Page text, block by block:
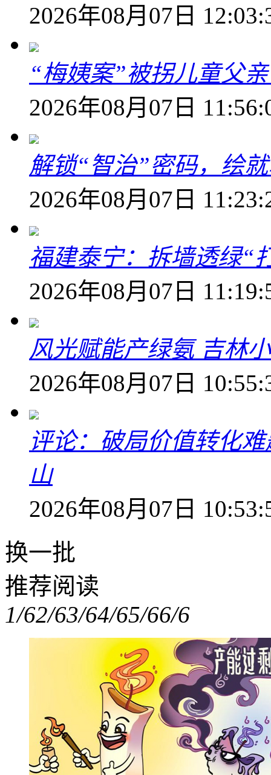
2026年08月07日
“梅姨案”被拐儿童父
2026年08月07日
解锁“智治”密码，绘
2026年08月07日
福建泰宁：拆墙透绿“
2026年08月07日
风光赋能产绿氨 吉林
2026年08月07日
评论：破局价值转化
山
2026年08月07日
换一批
推荐阅读
1/62/63/64/65/66/6